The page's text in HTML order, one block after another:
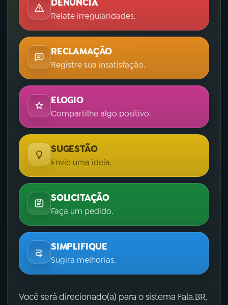
DENÚNCIA
Relate irregularidades.
RECLAMAÇÃO
Registre sua insatisfação.
ELOGIO
Compartilhe algo positivo.
SUGESTÃO
Envie uma ideia.
SOLICITAÇÃO
Faça um pedido.
SIMPLIFIQUE
Sugira melhorias.
Você será direcionado(a) para o sistema Fala.BR,